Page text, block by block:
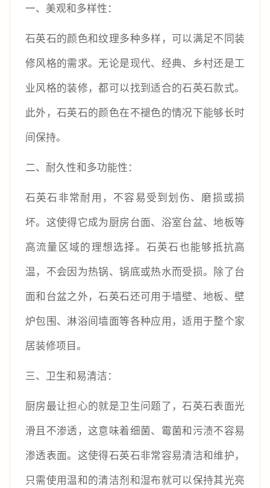
一、 美观和多样性：
石英石的颜色和纹理多种多样，可以满足不同装
修风格的需求。无论是现代、经典、乡村还是工
业风格的装修，都可以找到适合的石英石款式。
此外，石英石的颜色在不褪色的情况下能够长时
间保持。
二、 耐久性和多功能性：
石英石非常耐用，不容易受到划伤、磨损或损
坏。这使得它成为厨房台面、浴室台盆、地板等
高流量区域的理想选择。石英石也能够抵抗高
温，不会因为热锅、锅底或热水而受损。除了台
面和台盆之外，石英石还可用于墙壁、地板、壁
炉包围、淋浴间墙面等各种应用，适用于整个家
居装修项目。
三、 卫生和易清洁：
厨房最让担心的就是卫生问题了，石英石表面光
滑且不渗透，这意味着细菌、霉菌和污渍不容易
渗透表面。这使得石英石非常容易清洁和维护，
只需使用温和的清洁剂和湿布就可以保持其光亮